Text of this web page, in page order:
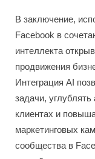
В заключение,
Facebook в
интеллекта
продвижения
Интеграция AI
задачи,
клиентах и
маркетинговых
сообщества в